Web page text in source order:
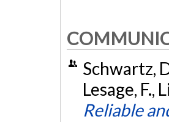
Schwartz,
Lesage, F.,
Reliable